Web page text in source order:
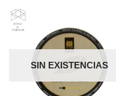
SIN EXISTENCIAS